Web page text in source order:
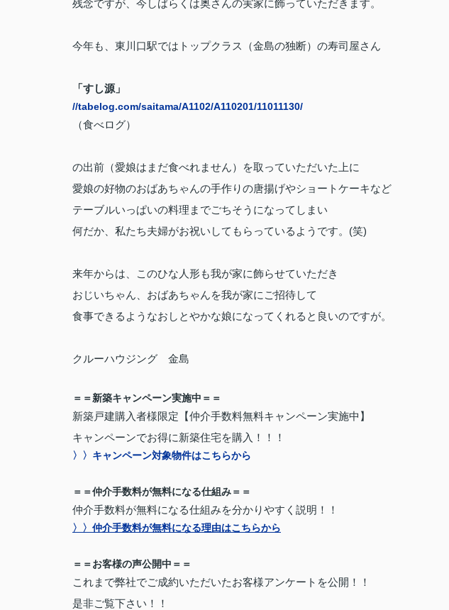
残念ですが、今しばらくは奥さんの実家に飾っていただきます。
今年も、東川口駅ではトップクラス（金島の独断）の寿司屋さん
「すし源」
//tabelog.com/saitama/A1102/A110201/11011130/
（食べログ）
の出前（愛娘はまだ食べれません）を取っていただいた上に
愛娘の好物のおばあちゃんの手作りの唐揚げやショートケーキなど
テーブルいっぱいの料理までごちそうになってしまい
何だか、私たち夫婦がお祝いしてもらっているようです。(笑)
来年からは、このひな人形も我が家に飾らせていただき
おじいちゃん、おばあちゃんを我が家にご招待して
食事できるようなおしとやかな娘になってくれると良いのですが。
クルーハウジング 金島
＝＝新築キャンペーン実施中＝＝
新築戸建購入者様限定【仲介手数料無料キャンペーン実施中】
キャンペーンでお得に新築住宅を購入！！！
〉〉キャンペーン対象物件はこちらから
＝＝仲介手数料が無料になる仕組み＝＝
仲介手数料が無料になる仕組みを分かりやすく説明！！
〉〉仲介手数料が無料になる理由はこちらから
＝＝お客様の声公開中＝＝
これまで弊社でご成約いただいたお客様アンケートを公開！！
是非ご覧下さい！！